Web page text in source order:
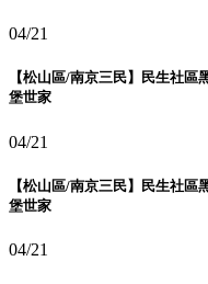
04/21
【松山區/南京三民】民生社
堡世家
04/21
【松山區/南京三民】民生社
堡世家
04/21